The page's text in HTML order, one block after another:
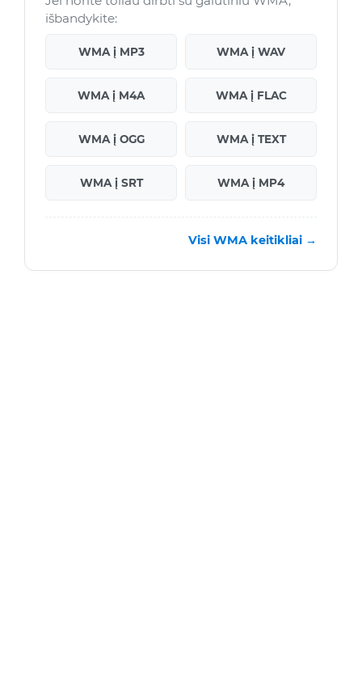
išbandykite:
WMA į MP3 WMA į WAV
WMA į M4A WMA į FLAC
WMA į OGG WMA į TEXT
WMA į SRT WMA į MP4
Visi WMA keitikliai →